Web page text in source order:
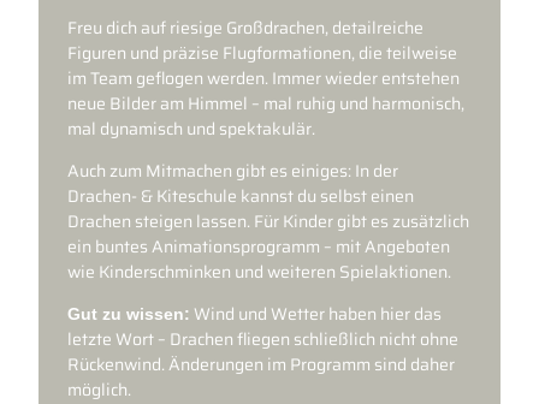
Freu dich auf riesige Großdrachen, detailreiche
Figuren und präzise Flugformationen, die teilweise
im Team geflogen werden. Immer wieder entstehen
neue Bilder am Himmel – mal ruhig und harmonisch,
mal dynamisch und spektakulär.
Auch zum Mitmachen gibt es einiges: In der
Drachen- & Kiteschule kannst du selbst einen
Drachen steigen lassen. Für Kinder gibt es zusätzlich
ein buntes Animationsprogramm – mit Angeboten
wie Kinderschminken und weiteren Spielaktionen.
Gut zu wissen: Wind und Wetter haben hier das
letzte Wort – Drachen fliegen schließlich nicht ohne
Rückenwind. Änderungen im Programm sind daher
möglich.